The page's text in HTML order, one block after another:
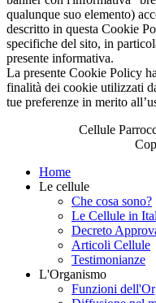
qualunque suo elemento)
descritto in questa Cookie
specifiche del sito, in
presente informativa.
La presente Cookie Policy
finalità dei cookie utilizzati
tue preferenze in merito
Cellule
Home
Le cellule
Che cosa sono?
Le Cellule in
Decreto
Articoli Cellule
Testimonianze
L'Organismo
Funzioni